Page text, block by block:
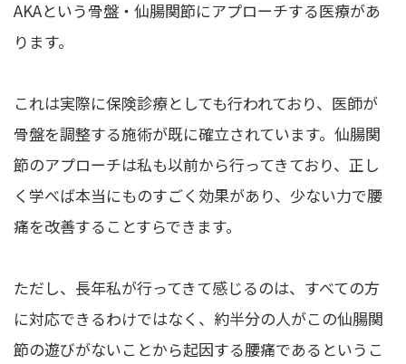
AKAという骨盤・仙腸関節にアプローチする医療があ
ります。
これは実際に保険診療としても行われており、医師が
骨盤を調整する施術が既に確立されています。仙腸関
節のアプローチは私も以前から行ってきており、正し
く学べば本当にものすごく効果があり、少ない力で腰
痛を改善することすらできます。
ただし、長年私が行ってきて感じるのは、すべての方
に対応できるわけではなく、約半分の人がこの仙腸関
節の遊びがないことから起因する腰痛であるというこ